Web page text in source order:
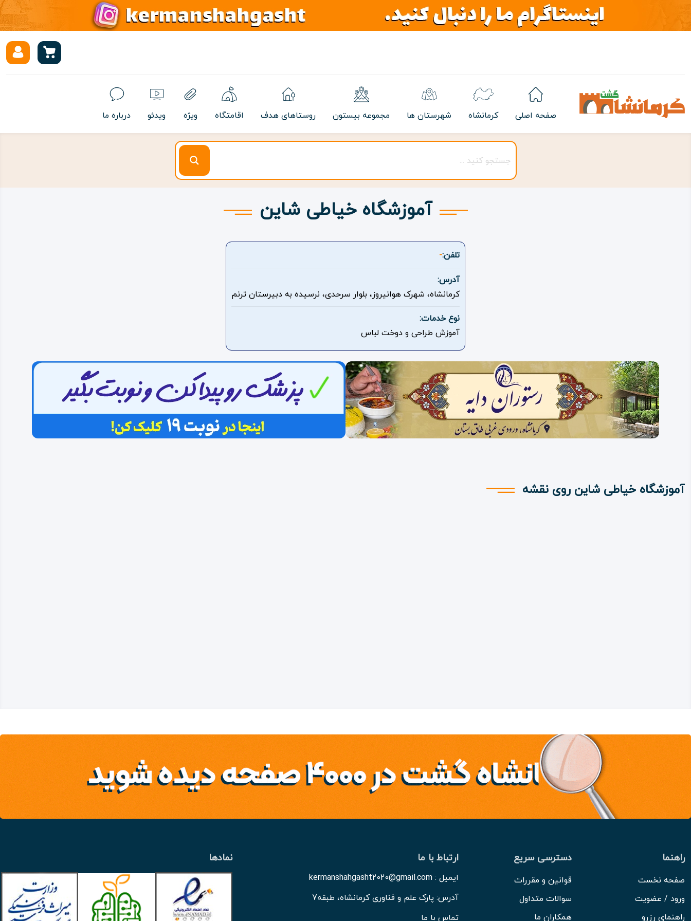
صفحه اصلی کرمانشاه شهرستان ها مجموعه بیستون روستاهای هدف اقامتگاه ویژه ویدئو درباره ما
آموزشگاه خیاطی شاین
تلفن:-
آدرس:
کرمانشاه، شهرک هوانیروز، بلوار سرحدی، نرسیده به دبیرستان ترنم
نوع خدمات:
آموزش طراحی و دوخت لباس
آموزشگاه خیاطی شاین روی نقشه
راهنما
صفحه نخست
ورود / عضویت
راهنمای رزرو
دسترسی سریع
قوانین و مقررات
سوالات متداول
همکاران ما
ارتباط با ما
ایمیل : kermanshahgasht2020@gmail.com
آدرس: پارک علم و فناوری کرمانشاه، طبقه7
تماس با ما
نمادها